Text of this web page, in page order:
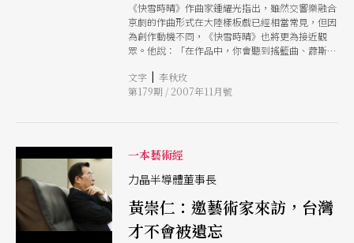
《快雪時晴》作曲家鍾耀光指出，雖然交響樂融合
京劇的作曲形式在大陸樣板戲已經相當常見，但因
為創作動機不同，《快雪時晴》也將更為接近觀
眾。他說：「在作品中，你會聽到搖籃曲、蕭斯塔
些豐富元素將如何水乳交融、順暢演出？的確令人
期待！
文字 | 李秋玫
第179期 / 2007年11月號
一本藝術經
力晶半導體董事長
黃崇仁：邀藝術家來訪，台灣
才不會被遺忘